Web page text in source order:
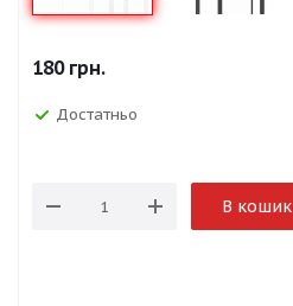
180грн.
Достатньо
В кошик